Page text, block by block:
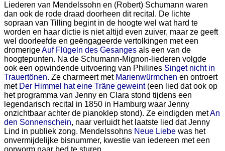
Liederen van Mendelssohn en (Robert) Schumann waren
dan ook de rode draad doorheen dit recital. De lichte
sopraan van Tilling begint in de hoogte wel wat hard te
worden en haar dictie is niet altijd even zuiver, maar ze geeft
wel doorleefde en geëngageerde vertolkingen met een
dromerigeAuf Flügeln des Gesanges als een van de
hoogtepunten. Na de Schumann-Mignon-liederen volgde
ook een opwindende uitvoering van Philines Singet nicht in
Trauertönen. Ze charmeert met Marienwürmchen en ontroert
met Der Himmel hat eine Träne geweint(een lied dat ook op
het programma van Jenny en Clara stond tijdens een
legendarisch recital in 1850 in Hamburg waar Jenny
onzichtbaar achter de pianoklep stond). Ze eindigden metAn
den Sonnenschein, naar verluidt het laatste lied dat Jenny
Lind in publiek zong. Mendelssohns Neue Liebe was het
onvermijdelijke bisnummer, kwestie van iedereen met een
oorworm naar bed te sturen.